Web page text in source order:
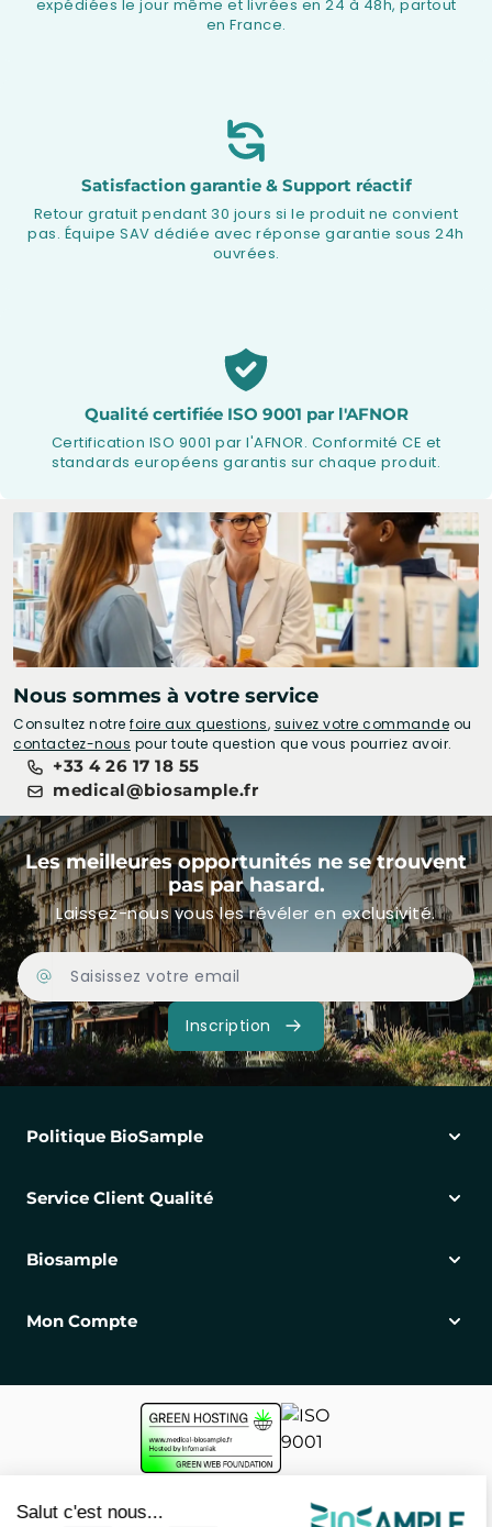
expédiées le jour même et livrées en 24 à 48h, partout
en France.
Satisfaction garantie & Support réactif
Retour gratuit pendant 30 jours si le produit ne convient
pas. Équipe SAV dédiée avec réponse garantie sous 24h
ouvrées.
Qualité certifiée ISO 9001 par l'AFNOR
Certification ISO 9001 par l'AFNOR. Conformité CE et
standards européens garantis sur chaque produit.
Nous sommes à votre service
Consultez notre foire aux questions, suivez votre commande ou
contactez-nous pour toute question que vous pourriez avoir.
+33 4 26 17 18 55
medical@biosample.fr
Les meilleures opportunités ne se trouvent
pas par hasard.
Laissez-nous vous les révéler en exclusivité.
Adresse Email
Inscription
Politique BioSample
Service Client Qualité
Biosample
Mon Compte